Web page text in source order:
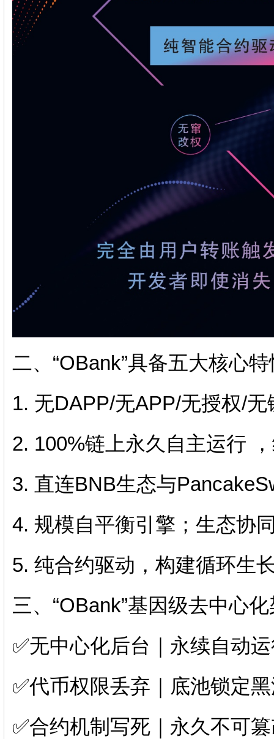
二、“OBank”具备五大核心特
1. 无DAPP/无APP/无授权/
2. 100%链上永久自主运行
3. 直连BNB生态与
4. 规模自平衡引擎；生态协
5. 纯合约驱动，构建循环生
三、“OBank”基因级去中心
✅无中心化后台｜永续自动
✅代币权限丢弃｜底池锁定
✅合约机制写死｜永久不可